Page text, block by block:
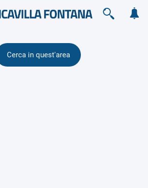
Cerca in quest'area